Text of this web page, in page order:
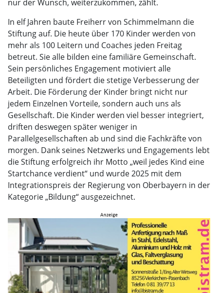
nur der Wunsch, weiterzukommen, zählt.
In elf Jahren baute Freiherr von Schimmelmann die
Stiftung auf. Die heute über 170 Kinder werden von
mehr als 100 Leitern und Coaches jeden Freitag
betreut. Sie alle bilden eine familiäre Gemeinschaft.
Sein persönliches Engagement motiviert alle
Beteiligten und fördert die stetige Verbesserung der
Arbeit. Die Förderung der Kinder bringt nicht nur
jedem Einzelnen Vorteile, sondern auch uns als
Gesellschaft. Die Kinder werden viel besser integriert,
driften deswegen später weniger in
Parallelgesellschaften ab und sind die Fachkräfte von
morgen. Dank seines Netzwerks und Engagements lebt
die Stiftung erfolgreich ihr Motto „weil jedes Kind eine
Startchance verdient“ und wurde 2025 mit dem
Integrationspreis der Regierung von Oberbayern in der
Kategorie „Bildung“ ausgezeichnet.